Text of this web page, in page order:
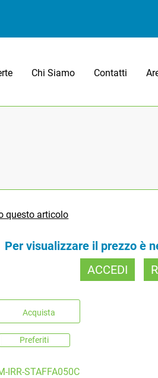
Chi Siamo Contatti
questo articolo
Per visualizzare il prezzo è
ACCEDI
Acquista
Preferiti
IRR-STAFFA050C